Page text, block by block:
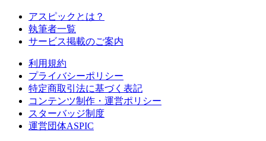
アスピックとは？
執筆者一覧
サービス掲載のご案内
利用規約
プライバシーポリシー
特定商取引法に基づく表記
コンテンツ制作・運営ポリシー
スターバッジ制度
運営団体ASPIC